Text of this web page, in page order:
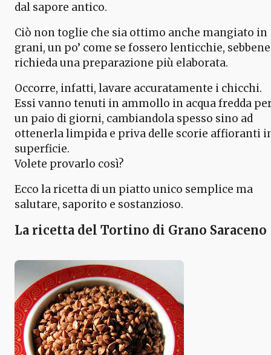
dal sapore antico.
Ciò non toglie che sia ottimo anche mangiato in
grani, un po’ come se fossero lenticchie, sebbene
richieda una preparazione più elaborata.
Occorre, infatti, lavare accuratamente i chicchi.
Essi vanno tenuti in ammollo in acqua fredda
un paio di giorni, cambiandola spesso sino ad
ottenerla limpida e priva delle scorie affioranti
superficie.
Volete provarlo così?
Ecco la ricetta di un piatto unico semplice ma
salutare, saporito e sostanzioso.
La ricetta del Tortino di Grano Saraceno